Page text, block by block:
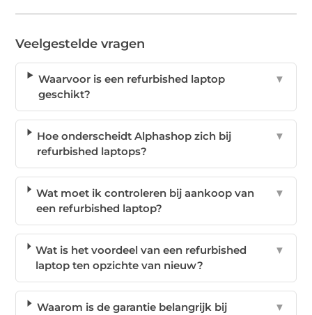
Veelgestelde vragen
Waarvoor is een refurbished laptop
geschikt?
▼
Hoe onderscheidt Alphashop zich bij
refurbished laptops?
▼
Wat moet ik controleren bij aankoop van
een refurbished laptop?
▼
Wat is het voordeel van een refurbished
laptop ten opzichte van nieuw?
▼
Waarom is de garantie belangrijk bij
▼